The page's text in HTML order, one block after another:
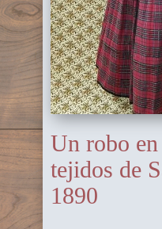
Un robo
tejidos de
1890